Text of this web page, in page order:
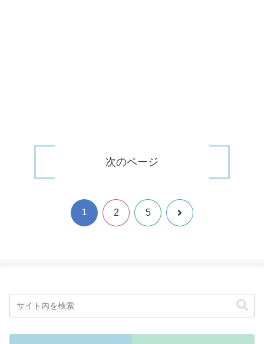
次のページ
1 2 5 次